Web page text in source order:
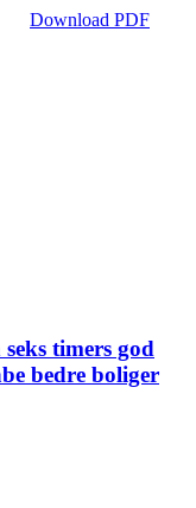
Download PDF
timers god
bedre boliger